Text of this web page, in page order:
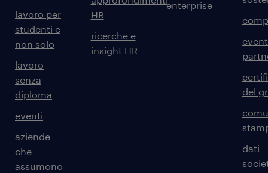
lavoro per
studenti e
non solo
lavoro
senza
diploma
eventi
aziende
che
assumono
HR
ricerche e
insight HR
enterprise
del
dati